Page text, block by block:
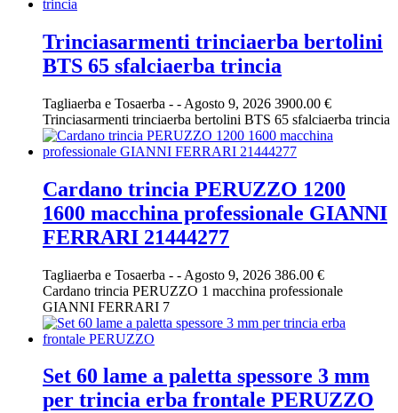
Trinciasarmenti trinciaerba bertolini
BTS 65 sfalciaerba trincia
Tagliaerba e Tosaerba - - Agosto 9, 2026 3900.00 €
Trinciasarmenti trinciaerba bertolini BTS 65 sfalciaerba trincia
Cardano trincia PERUZZO 1200
1600 macchina professionale GIANNI
FERRARI 21444277
Tagliaerba e Tosaerba - - Agosto 9, 2026 386.00 €
Cardano trincia PERUZZO 1 macchina professionale
GIANNI FERRARI 7
Set 60 lame a paletta spessore 3 mm
per trincia erba frontale PERUZZO